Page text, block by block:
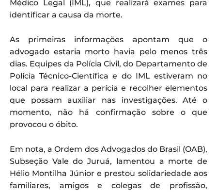
Médico Legal (IML), que realizará exames para
identificar a causa da morte.
As primeiras informações apontam que o
advogado estaria morto havia pelo menos três
dias. Equipes da Polícia Civil, do Departamento de
Polícia Técnico-Científica e do IML estiveram no
local para realizar a perícia e recolher elementos
que possam auxiliar nas investigações. Até o
momento, não há confirmação sobre o que
provocou o óbito.
Em nota, a Ordem dos Advogados do Brasil (OAB),
Subseção Vale do Juruá, lamentou a morte de
Hélio Montilha Júnior e prestou solidariedade aos
familiares, amigos e colegas de profissão,